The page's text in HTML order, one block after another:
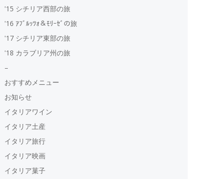
'15 シチリア西部の旅
'16 ｱﾌﾞﾙｯﾂｫ＆ﾓﾘｰｾﾞの旅
'17 シチリア東部の旅
'18 カラブリア州の旅
–
おすすめメニュー
お知らせ
イタリアワイン
イタリア土産
イタリア旅行
イタリア映画
イタリア菓子